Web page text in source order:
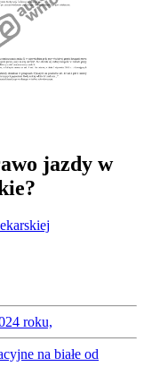
jazdy w
roku,
na białe od